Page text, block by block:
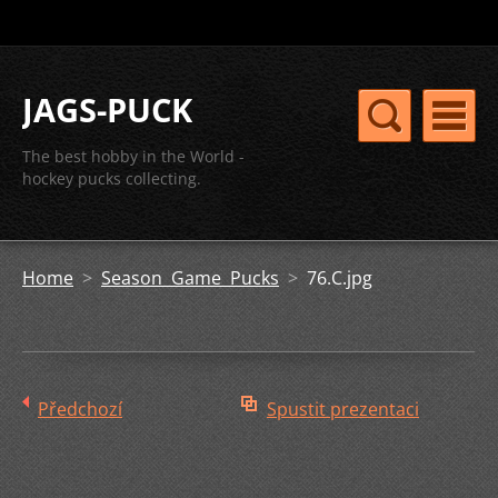
JAGS-PUCK
The best hobby in the World -
hockey pucks collecting.
Home > Season Game Pucks > 76.C.jpg
Předchozí Spustit prezentaci